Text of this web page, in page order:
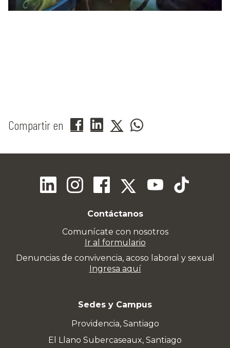
Compartir en
Contáctanos
Comunícate con nosotros
Ir al formulario
Denuncias de convivencia, acoso laboral y sexual
Ingresa aquí
Sedes y Campus
Providencia, Santiago
El Llano Subercaseaux, Santiago